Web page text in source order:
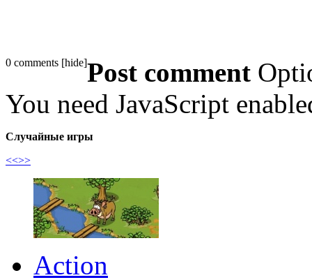
0 comments [hide]Post comment
You need JavaScript
Случайные игры
<<>>
Action